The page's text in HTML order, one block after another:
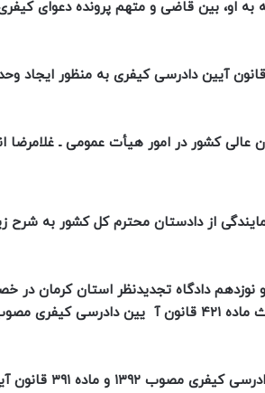
او، بین قاضی و متهم پرونده دعوای
بنا به مراتب، در موضوع مشابه، اختلاف استنباط محقق شده است، لذا در اجرای ماده ۴۷۱ قانون آیین دادرسی کیفری به منظور
عالی کشور در امور هیأت عمومی ـ غلامرضا
دیوان عالی کشور به نمایندگی از دادستان محترم کل کشور به شرح
دادگاه تجدیدنظر استان کرمان در
پذیرش یا عدم پذیرش ایراد رد دادرس به صرف شکایت از قاضی رسیدگی‌کننده حسب بند ث ماده ۴۲۱ قانون آ ­ یین دادرسی
با عنایت به گزارش ارسالی و با توجه به اصل ۱۶۷ قانون اساسی و ماده ۳۳۹ قانون آیین